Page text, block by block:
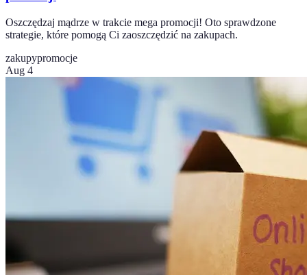
Oszczędzaj mądrze w trakcie mega promocji! Oto sprawdzone
strategie, które pomogą Ci zaoszczędzić na zakupach.
zakupypromocje
Aug 4